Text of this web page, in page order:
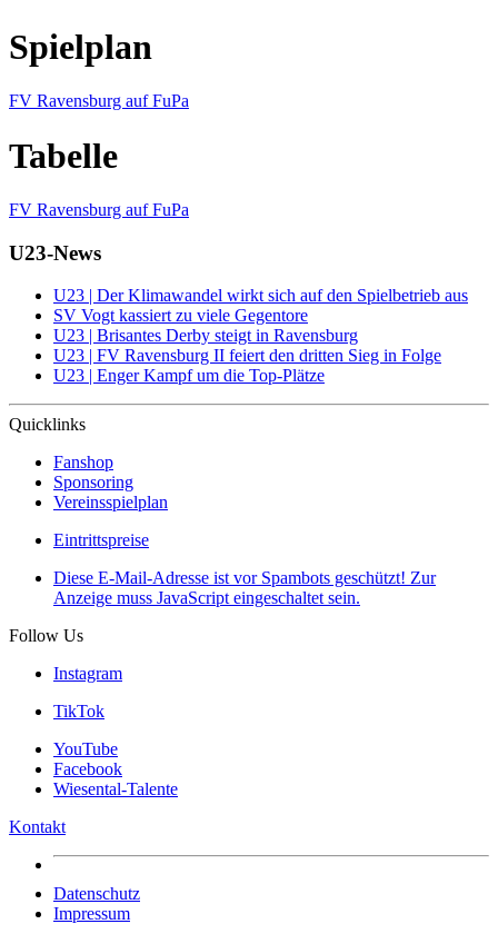
Spielplan
FV Ravensburg auf FuPa
Tabelle
FV Ravensburg auf FuPa
U23-News
U23 | Der Klimawandel wirkt sich auf den Spielbetrieb aus
SV Vogt kassiert zu viele Gegentore
U23 | Brisantes Derby steigt in Ravensburg
U23 | FV Ravensburg II feiert den dritten Sieg in Folge
U23 | Enger Kampf um die Top-Plätze
Quicklinks
Fanshop
Sponsoring
Vereinsspielplan
Eintrittspreise
Diese E-Mail-Adresse ist vor Spambots geschützt! Zur
Anzeige muss JavaScript eingeschaltet sein.
Follow Us
Instagram
TikTok
YouTube
Facebook
Wiesental-Talente
Kontakt
Datenschutz
Impressum